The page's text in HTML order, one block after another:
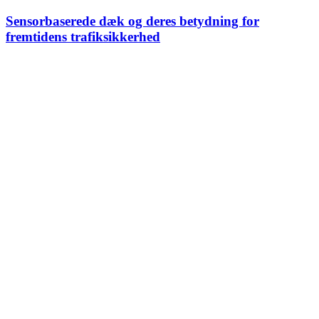
Sensorbaserede dæk og deres betydning for
fremtidens trafiksikkerhed